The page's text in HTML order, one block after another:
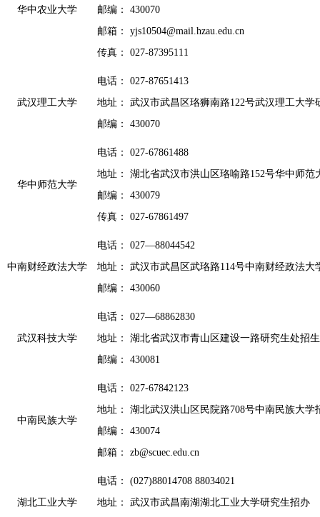
华中农业大学
邮编： 430070
邮箱： yjs10504@mail.hzau.edu.cn
传真： 027-87395111
武汉理工大学
电话： 027-87651413
地址： 武汉市武昌区珞狮南路122号武汉理工大学
邮编： 430070
华中师范大学
电话： 027-67861488
地址： 湖北省武汉市洪山区珞喻路152号华中师范
邮编： 430079
传真： 027-67861497
中南财经政法大学
电话： 027—88044542
地址： 武汉市武昌区武珞路114号中南财经政法大
邮编： 430060
武汉科技大学
电话： 027—68862830
地址： 湖北省武汉市青山区建设一路研究生处招
邮编： 430081
中南民族大学
电话： 027-67842123
地址： 湖北武汉洪山区民院路708号中南民族大学
邮编： 430074
邮箱： zb@scuec.edu.cn
湖北工业大学
电话： (027)88014708 88034021
地址： 武汉市武昌南湖湖北工业大学研究生招办